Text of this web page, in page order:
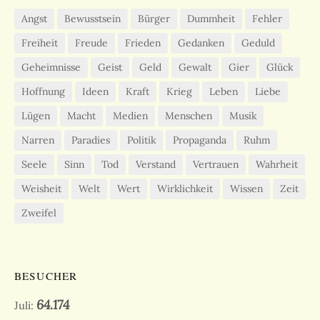
Angst Bewusstsein Bürger Dummheit
Fehler
Freiheit
Freude Frieden Gedanken
Geduld
Geheimnisse
Geist Geld Gewalt Gier
Glück
Hoffnung
Ideen Kraft Krieg Leben
Liebe
Lügen
Macht Medien Menschen
Musik
Narren
Paradies Politik Propaganda
Ruhm
Seele
Sinn Tod Verstand Vertrauen
Wahrheit
Weisheit
Welt Wert Wirklichkeit Wissen
Zeit
Zweifel
BESUCHER
Juli: 64.174